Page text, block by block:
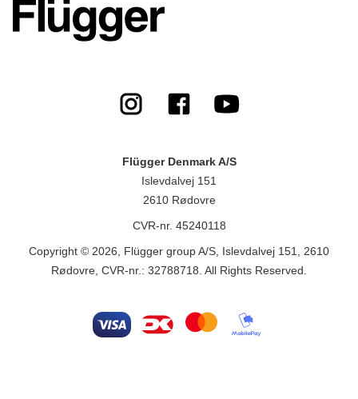
Flügger Denmark A/S
Islevdalvej 151
2610 Rødovre
CVR-nr. 45240118
Copyright © 2026, Flügger group A/S, Islevdalvej 151, 2610
Rødovre, CVR-nr.: 32788718. All Rights Reserved.